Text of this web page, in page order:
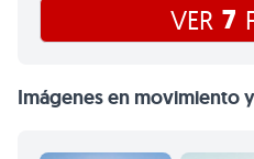
VER 7
Imágenes en movimiento